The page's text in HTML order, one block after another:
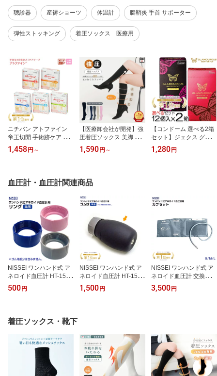
聴診器 産褥ショーツ 体温計 腱鞘炎 手首 サポーター
弾性ストッキング 着圧ソックス 医療用
ニチバン アトファイン
帝王切開 手術跡ケア 傷
あとを目立たなくする 傷
口ケアテープ 低刺激 SS
1,458 円 ～
【医療卸会社が開発】強
圧着圧ソックス 美脚 む
くみ レディース着圧ソッ
クス 弾性ストッキング
28cm 全6色 ハイソック
ス kenkofan フライトソ
ックス 着圧靴下 ナース
ソックス
1,590 円 ～
【コンドーム 選べる2箱
セット】ジェクス グラマ
ラスバタフライ(ホット 1
000・モイスト 1000)各1
1,280 円
血圧計・血圧計関連商品
NISSEI ワンハンド式 ア
ネロイド血圧計 HT-1500
交換用 リング 単品 1個
全3色
500 円
NISSEI ワンハンド式 ア
ネロイド血圧計 HT-1500
交換用 ゴム球 単品 1個
1,500 円
NISSEI ワンハンド式 ア
ネロイド血圧計 交換カフ
セット S M L
3,500 円
着圧ソックス・靴下